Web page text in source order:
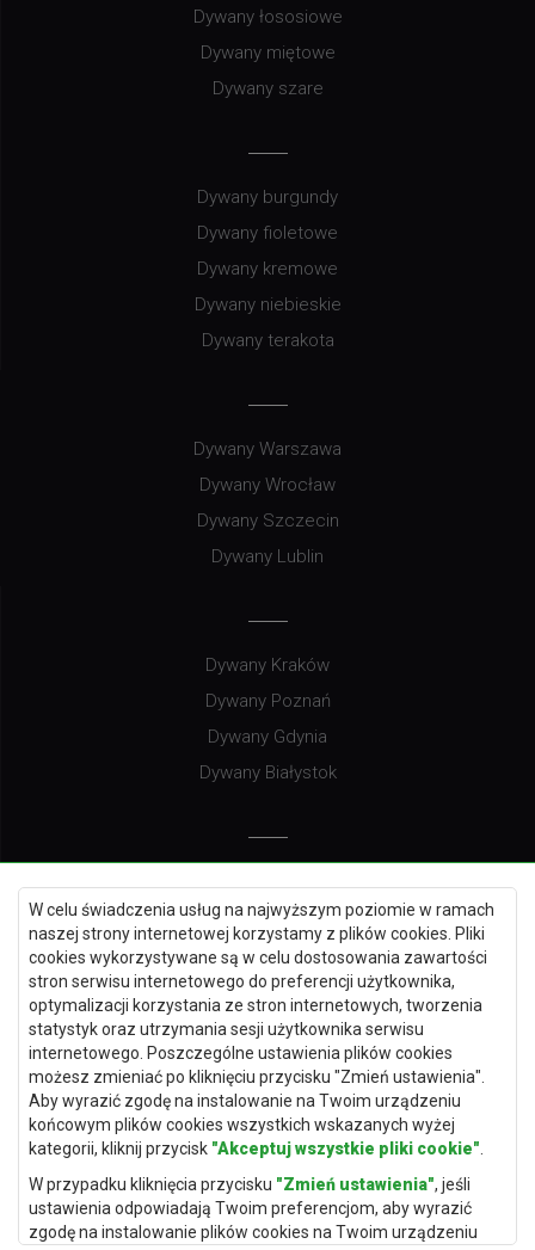
W celu świadczenia usług na najwyższym poziomie w ramach
naszej strony internetowej korzystamy z plików cookies. Pliki
cookies wykorzystywane są w celu dostosowania zawartości
stron serwisu internetowego do preferencji użytkownika,
optymalizacji korzystania ze stron internetowych, tworzenia
statystyk oraz utrzymania sesji użytkownika serwisu
internetowego. Poszczególne ustawienia plików cookies
możesz zmieniać po kliknięciu przycisku "Zmień ustawienia".
Aby wyrazić zgodę na instalowanie na Twoim urządzeniu
końcowym plików cookies wszystkich wskazanych wyżej
kategorii, kliknij przycisk "Akceptuj wszystkie pliki cookie"
W przypadku kliknięcia przycisku "Zmień ustawienia", jeśli
ustawienia odpowiadają Twoim preferencjom, aby wyrazić
zgodę na instalowanie plików cookies na Twoim urządzeniu
Dywany łososiowe
Dywany miętowe
Dywany szare
Dywany burgundy
Dywany fioletowe
Dywany kremowe
Dywany niebieskie
Dywany terakota
Dywany Warszawa
Dywany Wrocław
Dywany Szczecin
Dywany Lublin
Dywany Kraków
Dywany Poznań
Dywany Gdynia
Dywany Białystok
Dywany Gdańsk
Dywany Toruń
Dywany Bydgoszcz
Dywany Łódź
Dywany Katowice
Dywany Częstochowa